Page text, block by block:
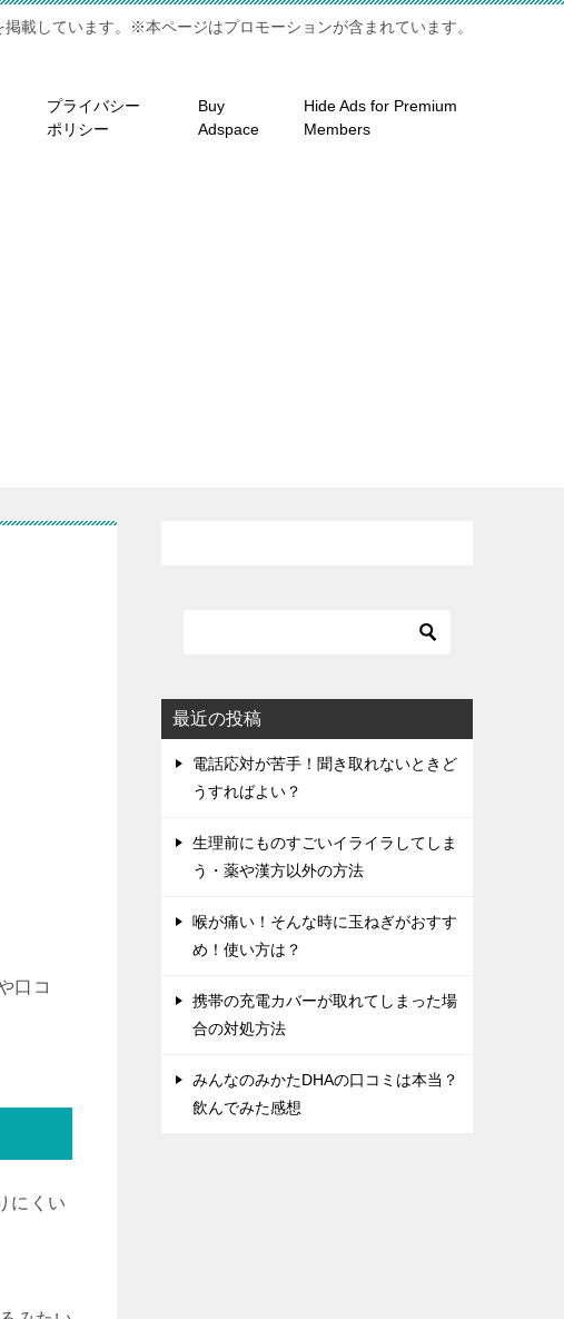
載しています。※本ページはプロモーションが含まれています。
プライバシー
ポリシー
Buy
Adspace
Hide Ads for Premium
Members
口コ
にくい
最近の投稿
電話応対が苦手！聞き取れないときど
うすればよい？
生理前にものすごいイライラしてしま
う・薬や漢方以外の方法
喉が痛い！そんな時に玉ねぎがおすす
め！使い方は？
携帯の充電カバーが取れてしまった場
合の対処方法
みんなのみかたDHAの口コミは本当？
飲んでみた感想